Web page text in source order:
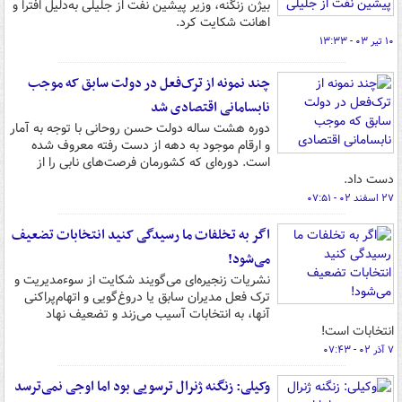
بیژن زنگنه، وزیر پیشین نفت از جلیلی به‌دلیل افترا و
اهانت شکایت کرد.
۱۰ تیر ۰۳ - ۱۳:۳۳
چند نمونه از ترک‌فعل در دولت سابق که موجب
نابسامانی اقتصادی شد
دوره هشت ساله دولت حسن روحانی با توجه به آمار
و ارقام موجود به دهه از دست رفته معروف شده
است. دوره‌ای که کشورمان فرصت‌های نابی را از
دست داد.
۲۷ اسفند ۰۲ - ۰۷:۵۱
اگر به تخلفات ما رسیدگی کنید انتخابات تضعیف
می‌شود!
نشریات زنجیره‌ای می‌گویند شکایت از سوءمدیریت و
ترک فعل مدیران سابق یا دروغ‌گویی و اتهام‌پراکنی
آنها، به انتخابات آسیب می‌زند و تضعیف نهاد
انتخابات است!
۷ آذر ۰۲ - ۰۷:۴۳
وکیلی: زنگنه ژنرال ترسویی بود اما اوجی نمی‌ترسد